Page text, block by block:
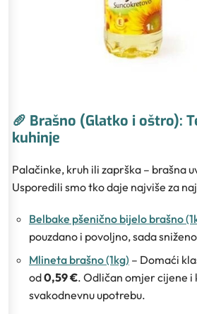
🥖 Brašno (Glatko i oštro):
kuhinje
Palačinke, kruh ili zaprška – brašna
Usporedili smo tko daje najviše za
Belbake pšenično bijelo brašno
pouzdano i povoljno, sada
Mlineta brašno (1kg) – Domaći
od0,59 €. Odličan omjer cijene i
svakodnevnu upotrebu.